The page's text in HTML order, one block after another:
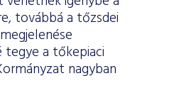
továbbá a tőzsdei
a tőkepiaci
nagyban